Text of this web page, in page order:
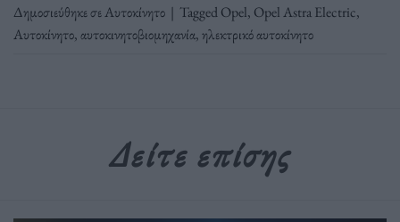
Δημοσιεύθηκε σεΑυτοκίνητο | TaggedOpel, Opel Astra Electric,
Αυτοκίνητο,αυτοκινητοβιομηχανία,ηλεκτρικό αυτοκίνητο
Δείτε επίσης